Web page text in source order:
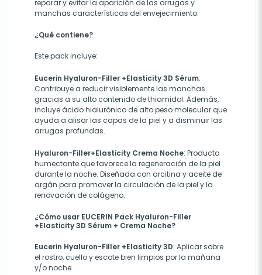
reparar y evitar la aparición de las arrugas y
manchas características del envejecimiento.
¿Qué contiene?
Este pack incluye:
Eucerin Hyaluron-Filler +Elasticity 3D Sérum:
Contribuye a reducir visiblemente las manchas
gracias a su alto contenido de thiamidol. Además,
incluye ácido hialurónico de alto peso molecular que
ayuda a alisar las capas de la piel y a disminuir las
arrugas profundas.
Hyaluron-Filler+Elasticity Crema Noche: Producto
humectante que favorece la regeneración de la piel
durante la noche. Diseñada con arcitina y aceite de
argán para promover la circulación de la piel y la
renovación de colágeno.
¿Cómo usar EUCERIN Pack Hyaluron-Filler
+Elasticity 3D Sérum + Crema Noche?
Eucerin Hyaluron-Filler +Elasticity 3D: Aplicar sobre
el rostro, cuello y escote bien limpios por la mañana
y/o noche.